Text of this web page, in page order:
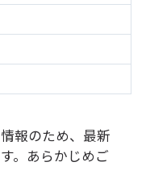
報のため、最新
。あらかじめご